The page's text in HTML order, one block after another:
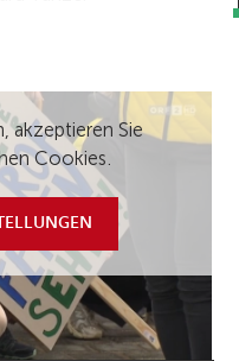
akzeptieren Sie
Cookies.